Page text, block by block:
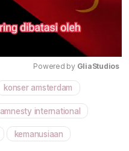
Mute
Powered by GliaStudios
konser amsterdam
amnesty international
kemanusiaan